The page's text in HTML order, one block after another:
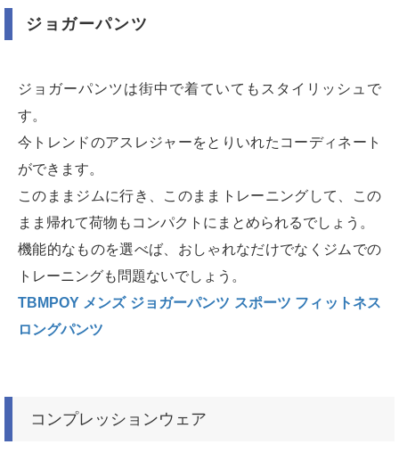
ジョガーパンツ
ジョガーパンツは街中で着ていてもスタイリッシュで
す。
今トレンドのアスレジャーをとりいれたコーディネート
ができます。
このままジムに行き、このままトレーニングして、この
まま帰れて荷物もコンパクトにまとめられるでしょう。
機能的なものを選べば、おしゃれなだけでなくジムでの
トレーニングも問題ないでしょう。
TBMPOY メンズ ジョガーパンツ スポーツ フィットネス
ロングパンツ
コンプレッションウェア